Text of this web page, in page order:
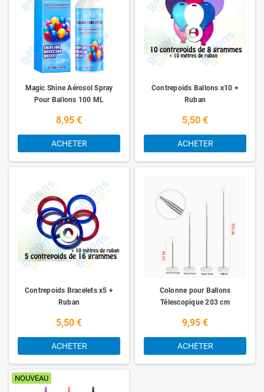
Magic Shine Aérosol Spray
Pour Ballons 100 ML
8,95 €
ACHETER
Contrepoids Ballons x10 +
Ruban
5,50 €
ACHETER
Contrepoids Bracelets x5 +
Ruban
5,50 €
ACHETER
Colonne pour Ballons
Télescopique 203 cm
9,95 €
ACHETER
NOUVEAU